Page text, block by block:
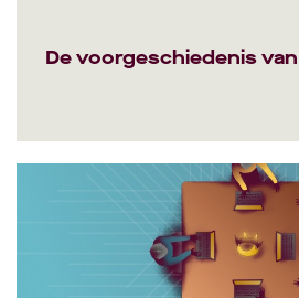
De voorgeschiedenis